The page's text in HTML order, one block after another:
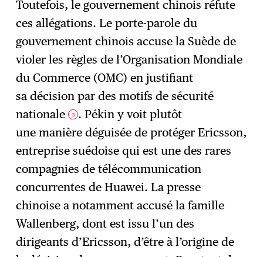
Toutefois, le gouvernement chinois réfute
ces allégations. Le porte-parole du
gouvernement chinois accuse la Suède de
violer les règles de l’Organisation Mondiale
du Commerce (OMC) en justifiant
sa décision par des motifs de sécurité
nationale 3 . Pékin y voit plutôt
une manière déguisée de protéger Ericsson,
entreprise suédoise qui est une des rares
compagnies de télécommunication
concurrentes de Huawei. La presse
chinoise a notamment accusé la famille
Wallenberg, dont est issu l’un des
dirigeants d’Ericsson, d’être à l’origine de